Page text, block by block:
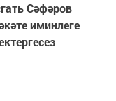
Сәфәров
иминлеге